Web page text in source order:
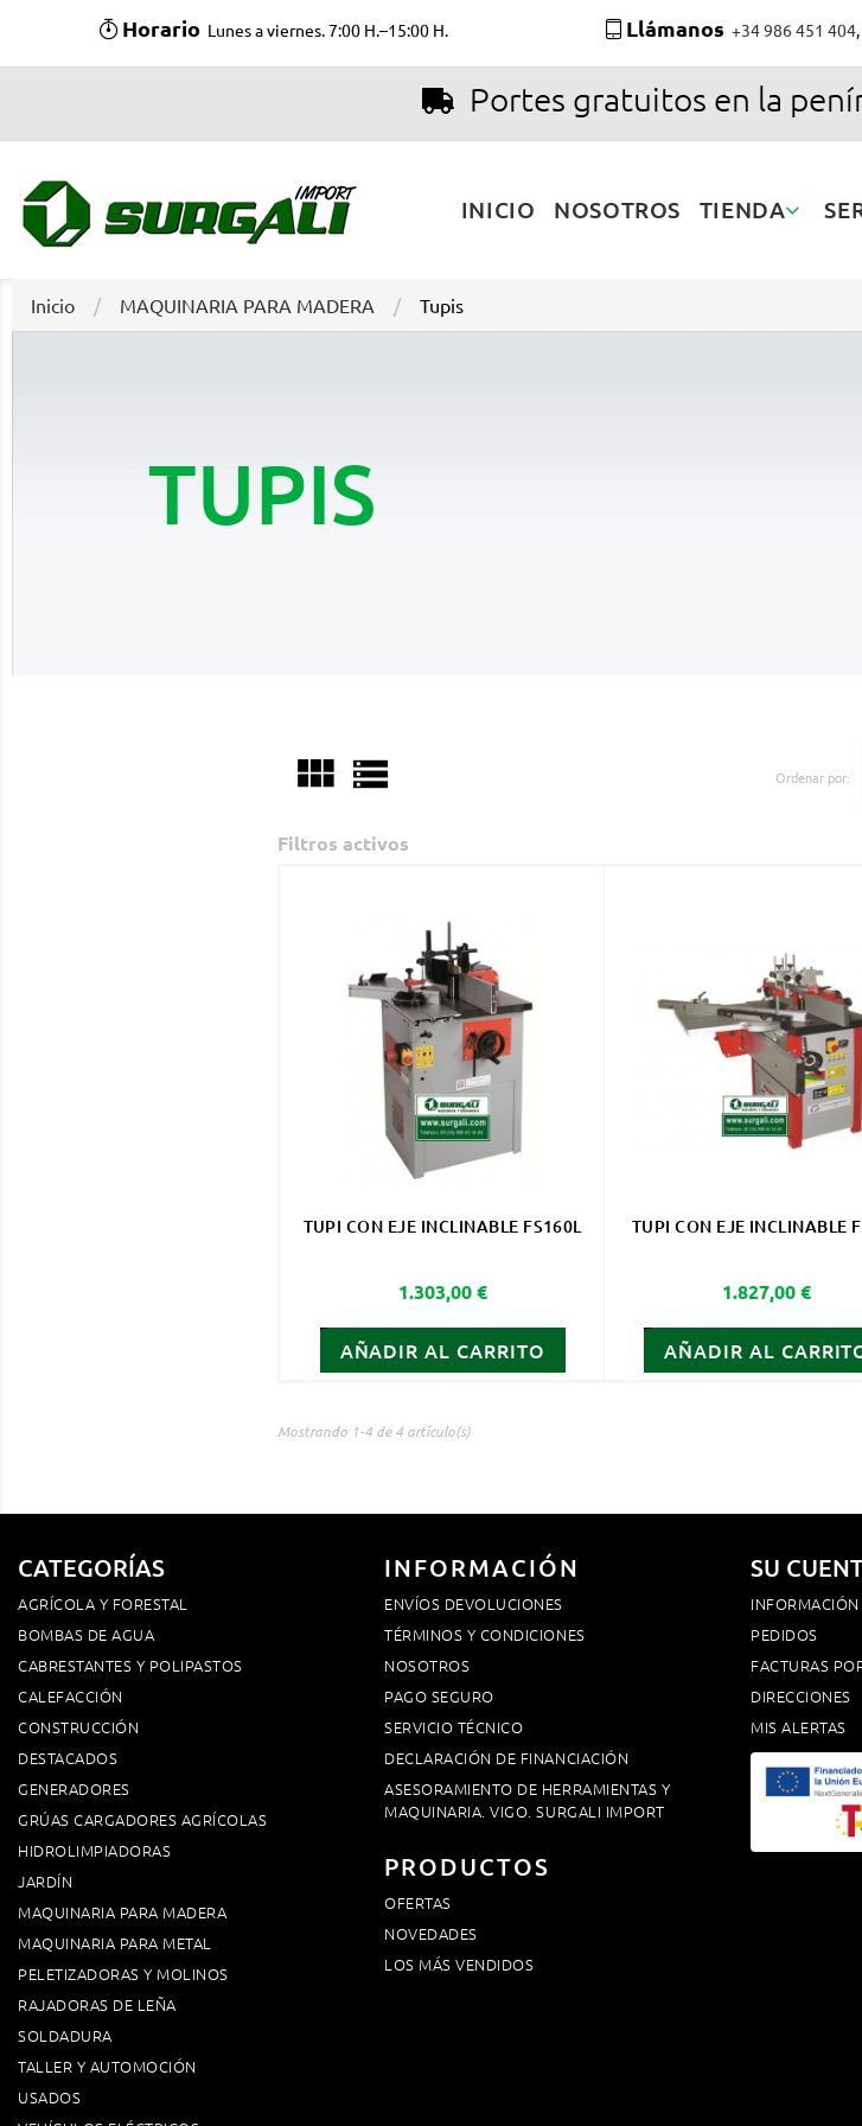
Horario Lunes a viernes. 7:00 H.–15:00 H. Llámanos +34 986 451 404,
Portes gratuitos en la
INICIO NOSOTROS TIENDA
Inicio MAQUINARIA PARA MADERA Tupis
TUPIS
  Ordenar por:
Filtros activos
TUPI CON EJE INCLINABLE FS160L
Precio
1.303,00 €
AÑADIR AL CARRITO
TUPI CON EJE INCLINABLE
Precio
1.827,00 €
AÑADIR AL
Mostrando 1-4 de 4 artículo(s)
CATEGORÍAS
AGRÍCOLA Y FORESTAL
BOMBAS DE AGUA
CABRESTANTES Y POLIPASTOS
CALEFACCIÓN
CONSTRUCCIÓN
DESTACADOS
GENERADORES
GRÚAS CARGADORES AGRÍCOLAS
HIDROLIMPIADORAS
JARDÍN
MAQUINARIA PARA MADERA
MAQUINARIA PARA METAL
PELETIZADORAS Y MOLINOS
RAJADORAS DE LEÑA
SOLDADURA
TALLER Y AUTOMOCIÓN
USADOS
INFORMACIÓN
ENVÍOS DEVOLUCIONES
TÉRMINOS Y CONDICIONES
NOSOTROS
PAGO SEGURO
SERVICIO TÉCNICO
DECLARACIÓN DE FINANCIACIÓN
ASESORAMIENTO DE HERRAMIENTAS Y
MAQUINARIA. VIGO. SURGALI IMPORT
PRODUCTOS
OFERTAS
NOVEDADES
LOS MÁS VENDIDOS
SU
INFORMACIÓN
PEDIDOS
FACTURAS
DIRECCIONES
MIS ALERTAS